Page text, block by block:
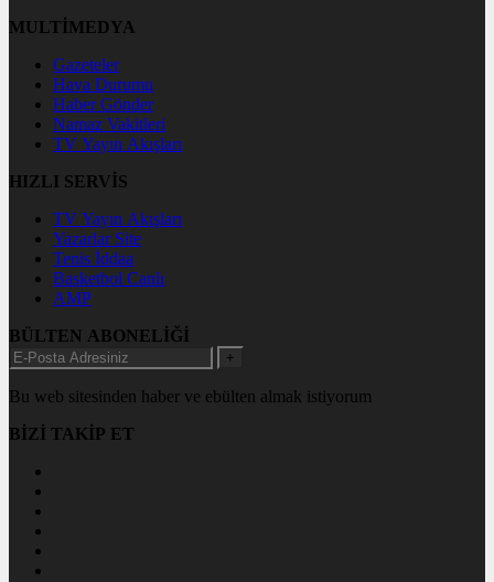
MULTİMEDYA
Gazeteler
Hava Durumu
Haber Gönder
Namaz Vakitleri
TV Yayın Akışları
HIZLI SERVİS
TV Yayın Akışları
Yazarlar Site
Tenis İddaa
Basketbol Canlı
AMP
BÜLTEN ABONELİĞİ
+
Bu web sitesinden haber ve ebülten almak istiyorum
BİZİ TAKİP ET